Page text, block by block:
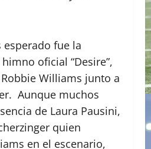
fue la
oficial “Desire”,
Williams junto a
Aunque muchos
de Laura Pausini,
quien
en el escenario,